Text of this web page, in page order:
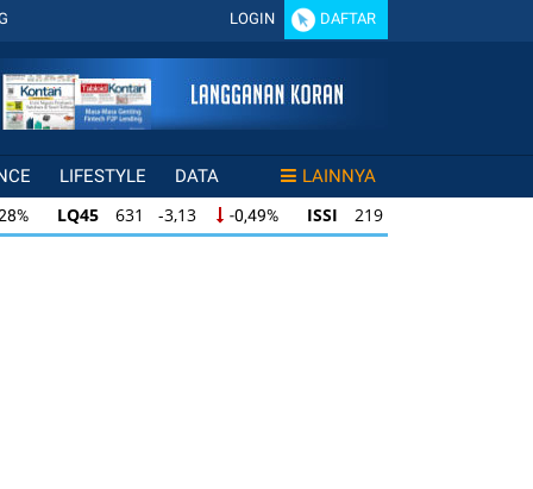
LOGIN DAFTAR
LIFESTYLE DATA LAINNYA
LQ45 631 -3,13 -0,49% ISSI 219 -0,63
LQ45 631 -3,13 -0,49% ISSI 219 -0,63